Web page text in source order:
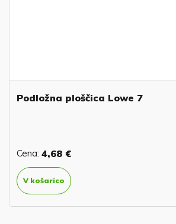
Podložna ploščica Lowe 7
Cena: 4,68 €
V košarico